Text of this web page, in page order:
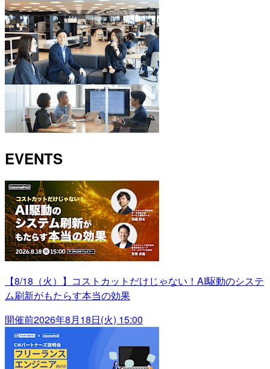
EVENTS
【8/18（火）】コストカットだけじゃない！AI駆動のシステ
ム刷新がもたらす本当の効果
開催前2026年8月18日(火) 15:00